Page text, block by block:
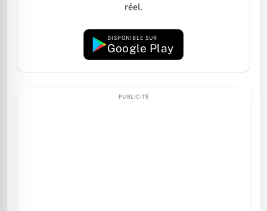
réel.
DISPONIBLE SUR
Google Play